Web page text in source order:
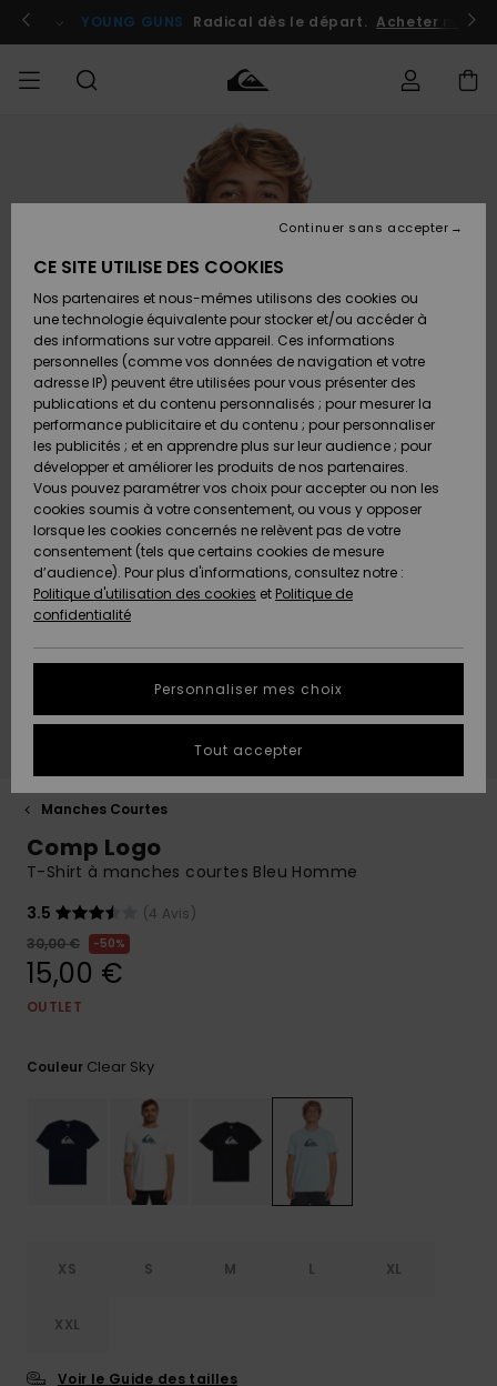
l'information
le
Se connecter / s'inscrire
YOUNG GUNS Radical dès le départ. Acheter
Vêtements
Chaussures
& Tongs
Surf
Snow
Nouveautés
A
Découvrir
Vêtements
Chaussures
& Tongs
Surf
Snow
Nouveautés
A
Découvrir
FEMME
Shop
A
Découvrir
Snow
SURF
Surf
Shop
Homme
Surf
Shop
Enfant
Highlights
Communauté
SNOW
Snow
Shop
Homme
Snow
Shop
Enfant
Snow
Shop
Femme
A
Découvrir
Communauté
OUTLET
Outlet
Homme
Enfant
Outlet
Femme
AIDE &
CONTACT
Accéder à
commande
Retours
Paiement
Carte
Cadeau
Quiksilver
Freedom
Protection
des
tailles
conversation
réponse la
plus rapide
à votre
question.
les plus
fréquentes
formulaire
de
Consulter
MAGASINS
QUIKSILVER
Manches Courtes
Comp Logo
T-Shirt à manches courtes Bleu Homme
3.5
(4 Avis)
30,00 €
50%
15,00 €
OUTLET
Couleur Clear Sky
XS S M L XL
XXL
Voir le Guide des tailles
CE SITE UTILISE DES COOKIES
Nos partenaires et nous-mêmes utilisons des cookies ou
une technologie équivalente pour stocker et/ou accéder à
des informations sur votre appareil. Ces informations
personnelles (comme vos données de navigation et votre
adresse IP) peuvent être utilisées pour vous présenter des
publications et du contenu personnalisés ; pour mesurer la
performance publicitaire et du contenu ; pour personnaliser
les publicités ; et en apprendre plus sur leur audience ; pour
développer et améliorer les produits de nos partenaires.
Vous pouvez paramétrer vos choix pour accepter ou non les
cookies soumis à votre consentement, ou vous y opposer
lorsque les cookies concernés ne relèvent pas de votre
consentement (tels que certains cookies de mesure
d’audience). Pour plus d'informations, consultez notre :
Politique d'utilisation des cookies et Politique de
confidentialité
Personnaliser mes choix
Continuer sans accepter
Tout accepter